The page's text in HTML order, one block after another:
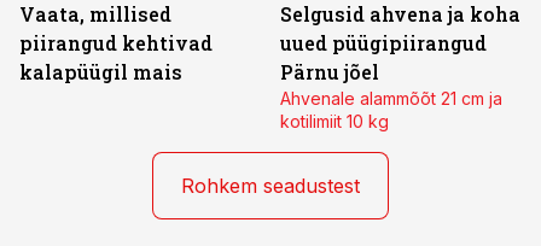
Vaata, millised
piirangud kehtivad
kalapüügil mais
Selgusid ahvena ja koha
uued püügipiirangud
Pärnu jõel
Ahvenale alammõõt 21 cm ja
kotilimiit 10 kg
Rohkem seadustest